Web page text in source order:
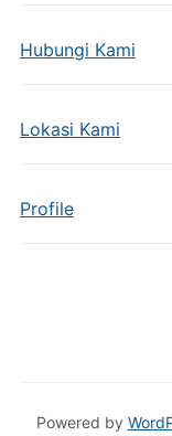
Hubungi Kami
Lokasi Kami
Profile
Powered by